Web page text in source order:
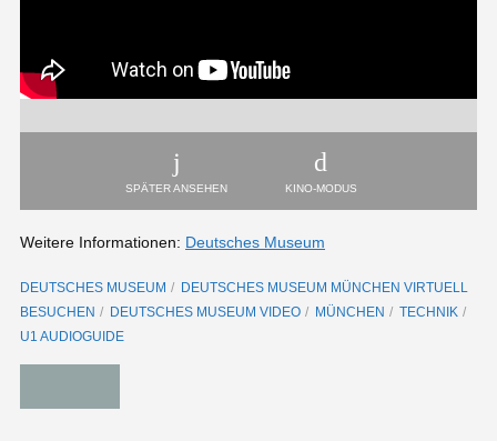
SPÄTER ANSEHEN KINO-MODUS
Weitere Informationen: Deutsches Museum
DEUTSCHES MUSEUM
DEUTSCHES MUSEUM MÜNCHEN VIRTUELL
BESUCHEN
DEUTSCHES MUSEUM VIDEO MÜNCHEN
TECHNIK
U1 AUDIOGUIDE